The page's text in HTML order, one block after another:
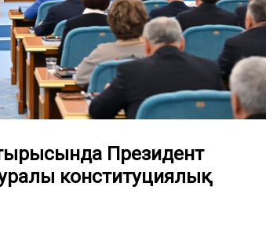
Президент
конституциялық